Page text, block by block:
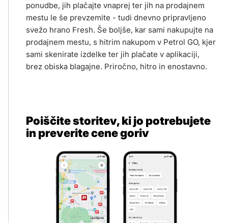
ponudbe, jih plačajte vnaprej ter jih na prodajnem
mestu le še prevzemite - tudi dnevno pripravljeno
svežo hrano Fresh. Še boljše, kar sami nakupujte na
prodajnem mestu, s hitrim nakupom v Petrol GO, kjer
sami skenirate izdelke ter jih plačate v aplikaciji,
brez obiska blagajne. Priročno, hitro in enostavno.
Poiščite storitev, ki jo potrebujete
in preverite cene goriv